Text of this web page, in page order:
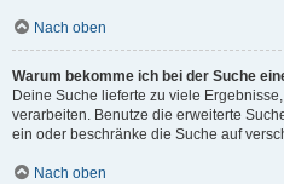
Nach oben
Warum bekomme ich bei der Suche
Deine Suche lieferte zu viele
verarbeiten. Benutze die erweiterte
ein oder beschränke die Suche auf
Nach oben